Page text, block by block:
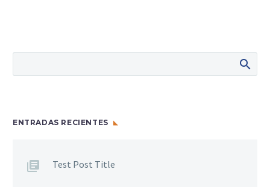
ENTRADAS RECIENTES
Test Post Title